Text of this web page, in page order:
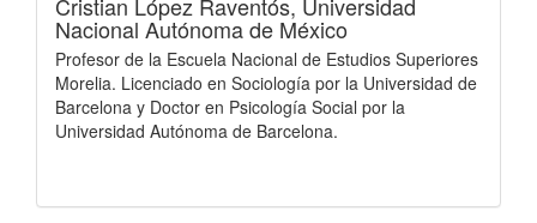
Nacional Autónoma de México
Profesor de la Escuela Nacional de Estudios Superiores
Morelia. Licenciado en Sociología por la Universidad de
Barcelona y Doctor en Psicología Social por la
Universidad Autónoma de Barcelona.